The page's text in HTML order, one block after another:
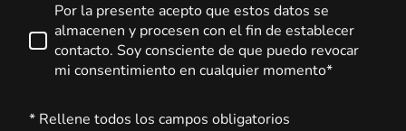
Por la presente acepto que estos datos se
almacenen y procesen con el fin de establecer
contacto. Soy consciente de que puedo revocar
mi consentimiento en cualquier momento*
* Rellene todos los campos obligatorios